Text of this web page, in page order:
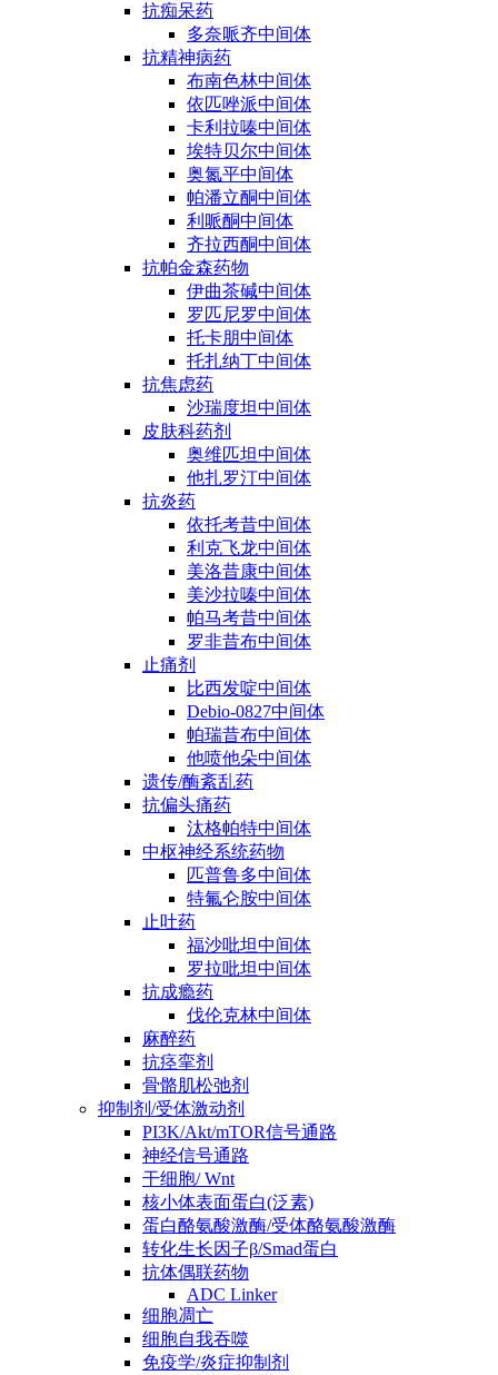
抗痴呆药
多奈哌齐中间体
抗精神病药
布南色林中间体
依匹唑派中间体
卡利拉嗪中间体
埃特贝尔中间体
奥氮平中间体
帕潘立酮中间体
利哌酮中间体
齐拉西酮中间体
抗帕金森药物
伊曲茶碱中间体
罗匹尼罗中间体
托卡朋中间体
托扎纳丁中间体
抗焦虑药
沙瑞度坦中间体
皮肤科药剂
奥维匹坦中间体
他扎罗汀中间体
抗炎药
依托考昔中间体
利克飞龙中间体
美洛昔康中间体
美沙拉嗪中间体
帕马考昔中间体
罗非昔布中间体
止痛剂
比西发啶中间体
Debio-0827中间体
帕瑞昔布中间体
他喷他朵中间体
遗传/酶紊乱药
抗偏头痛药
汰格帕特中间体
中枢神经系统药物
匹普鲁多中间体
特氟仑胺中间体
止吐药
福沙吡坦中间体
罗拉吡坦中间体
抗成瘾药
伐伦克林中间体
麻醉药
抗痉挛剂
骨骼肌松弛剂
抑制剂/受体激动剂
PI3K/Akt/mTOR信号通路
神经信号通路
干细胞/ Wnt
核小体表面蛋白(泛素)
蛋白酪氨酸激酶/受体酪氨酸激酶
转化生长因子β/Smad蛋白
抗体偶联药物
ADC Linker
细胞凋亡
细胞自我吞噬
免疫学/炎症抑制剂